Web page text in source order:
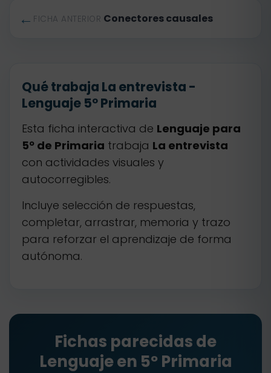
← FICHA ANTERIOR Conectores causales
Qué trabaja La entrevista -
Lenguaje 5º Primaria
Esta ficha interactiva de Lenguaje para
5º de Primaria trabaja La entrevista
con actividades visuales y
autocorregibles.
Incluye selección de respuestas,
completar, arrastrar, memoria y trazo
para reforzar el aprendizaje de forma
autónoma.
Fichas parecidas de
Lenguaje en 5º Primaria